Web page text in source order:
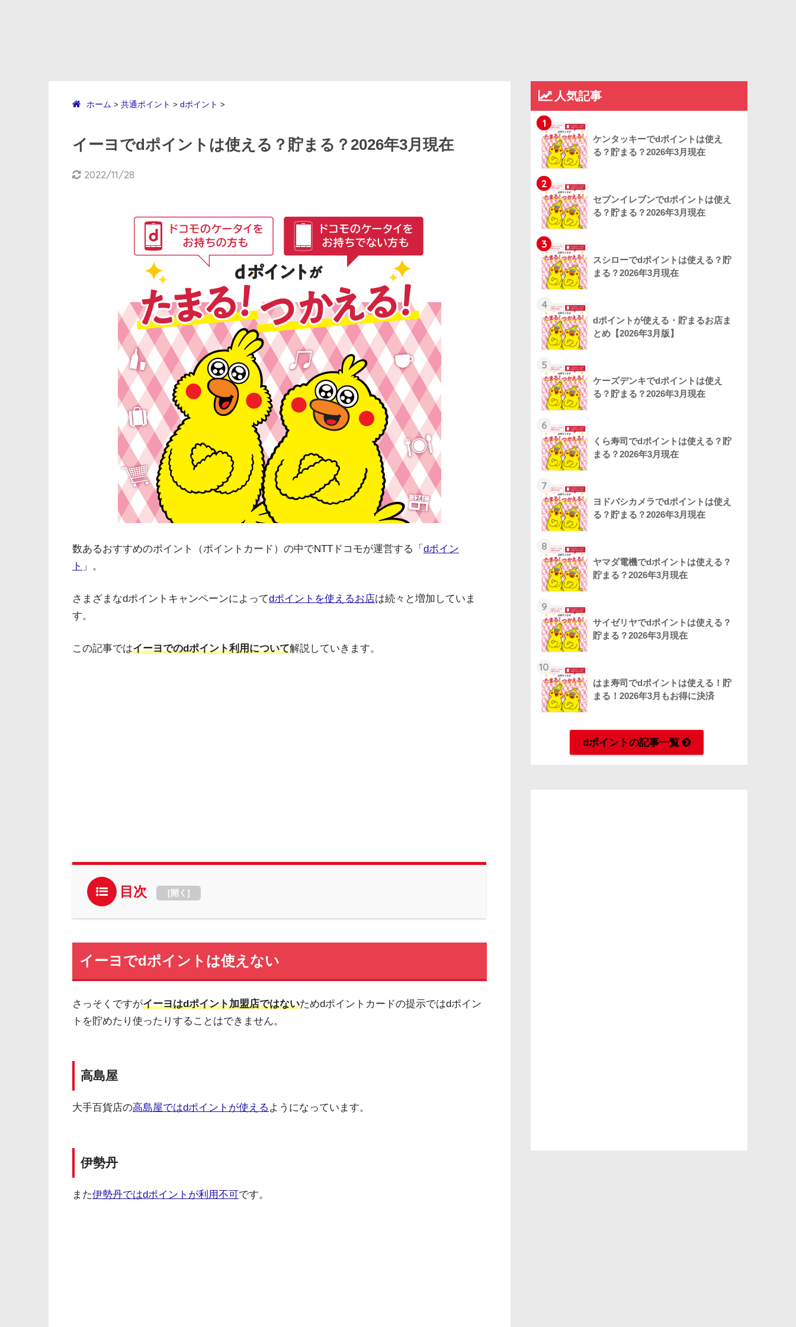
ホーム > 共通ポイント > dポイント >
イーヨでdポイントは使える？貯まる？2026年3月現在
2022/11/28
数あるおすすめのポイント（ポイントカード）の中でNTTドコモが運営する「 dポイン
ト 」。
さまざまなdポイントキャンペーンによってdポイントを使えるお店は続々と増加していま
す。
この記事ではイーヨでのdポイント利用について解説していきます。
目次 [開く ]
イーヨでdポイントは使えない
さっそくですがイーヨはdポイント加盟店ではないためdポイントカードの提示ではdポイン
トを貯めたり使ったりすることはできません。
高島屋
大手百貨店の高島屋ではdポイントが使える ようになっています。
伊勢丹
また伊勢丹ではdポイントが利用不可です。
人気記事
1
ケンタッキーでdポイントは使え
る？貯まる？2026年3月現在
2
セブンイレブンでdポイントは使え
る？貯まる？2026年3月現在
3
スシローでdポイントは使える？貯
まる？2026年3月現在
4
dポイントが使える・貯まるお店ま
とめ【2026年3月版】
5
ケーズデンキでdポイントは使え
る？貯まる？2026年3月現在
6
くら寿司でdポイントは使える？貯
まる？2026年3月現在
7
ヨドバシカメラでdポイントは使え
る？貯まる？2026年3月現在
8
ヤマダ電機でdポイントは使える？
貯まる？2026年3月現在
9
サイゼリヤでdポイントは使える？
貯まる？2026年3月現在
10
はま寿司でdポイントは使える！貯
まる！2026年3月もお得に決済
dポイントの記事一覧